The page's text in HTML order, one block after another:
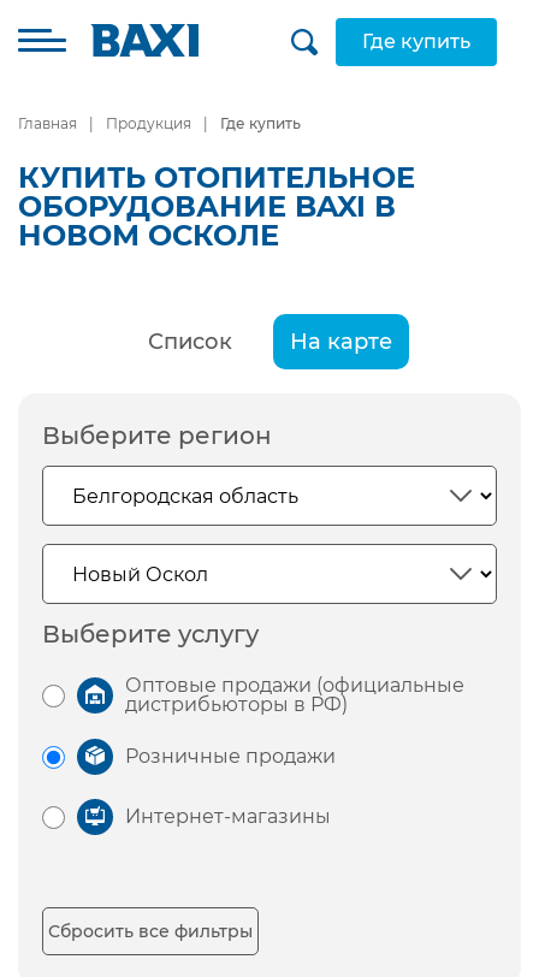
Где купить
Главная Продукция Где купить
КУПИТЬ ОТОПИТЕЛЬНОЕ
ОБОРУДОВАНИЕ BAXI В
НОВОМ ОСКОЛЕ
Список На карте
Выберите регион
Выберите услугу
Оптовые продажи (официальные
дистрибьюторы в РФ)
Розничные продажи
Интернет-магазины
Сбросить все фильтры